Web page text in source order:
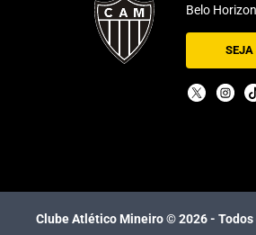
Belo
SEJA
Clube Atlético Mineiro ©2026-